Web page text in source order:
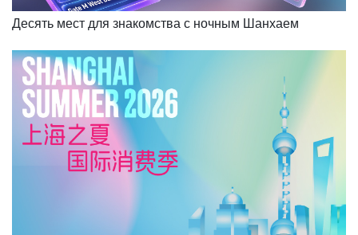
Десять мест для знакомства с ночным Шанхаем